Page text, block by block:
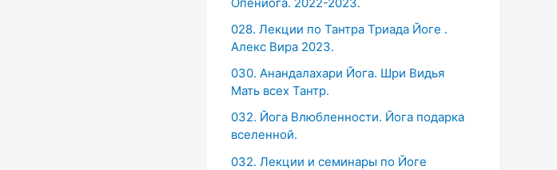
028. Лекции по Тантра Триада Йоге .
Алекс Вира 2023.
030. Анандалахари Йога. Шри Видья
Мать всех Тантр.
032. Йога Влюбленности. Йога подарка
вселенной.
032. Лекции и семинары по Йоге